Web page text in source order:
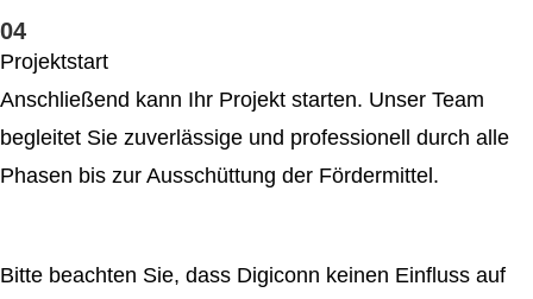
04
Projektstart
Anschließend kann Ihr Projekt starten. Unser Team
begleitet Sie zuverlässige und professionell durch alle
Phasen bis zur Ausschüttung der Fördermittel.
Bitte beachten Sie, dass Digiconn keinen Einfluss auf